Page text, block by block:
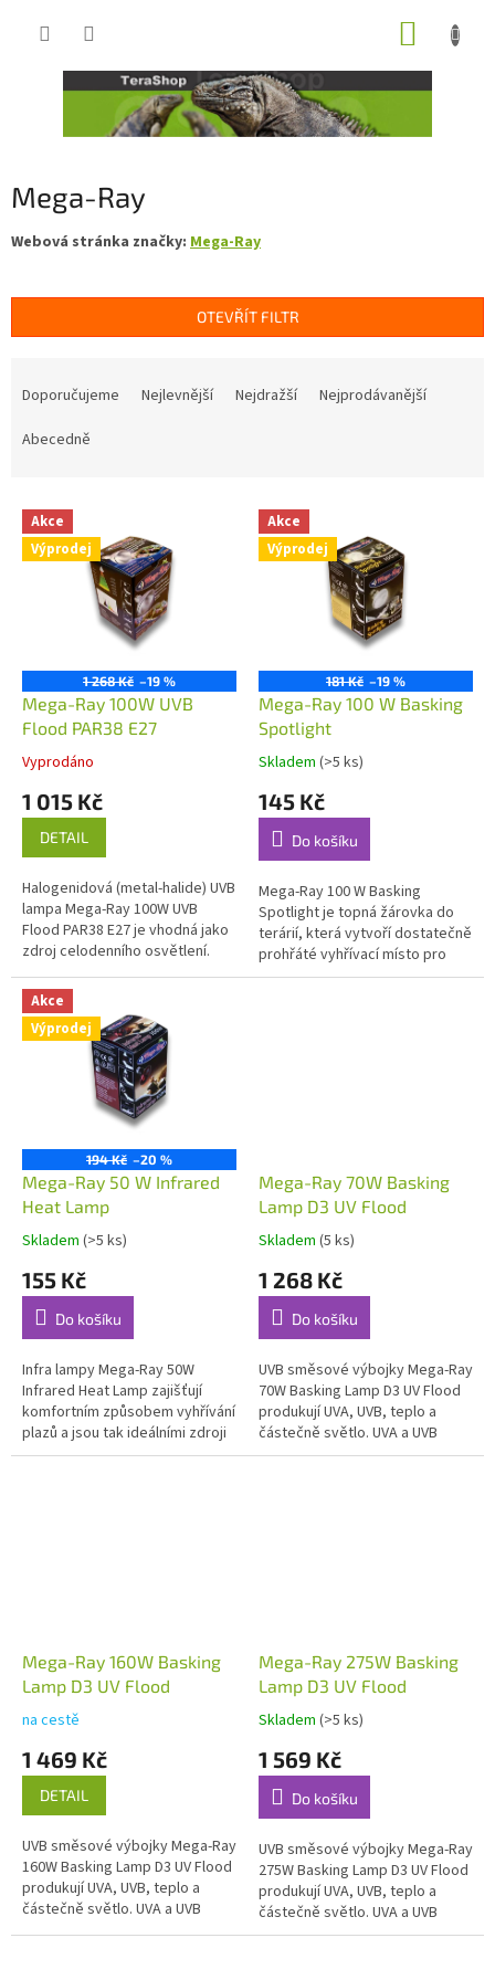
Mega-Ray
Webová stránka značky: Mega-Ray
OTEVŘÍT FILTR
p
Doporučujeme Nejlevnější Nejdražší
Nejprodávanější
Abecedně
V
p
Akce
Výprodej
1 268 Kč –19 %
Mega-Ray 100W UVB
Flood PAR38 E27
Vyprodáno
1 015 Kč
DETAIL
Halogenidová (metal-halide) UVB
lampa Mega-Ray 100W UVB
Flood PAR38 E27 je vhodná jako
zdroj celodenního osvětlení.
Vyzařuje optimální hodnoty UV-B
záření v relevantním rozsahu...
Akce
Výprodej
181 Kč –19 %
Mega-Ray 100 W Basking
Spotlight
Skladem (>5 ks)
145 Kč
Do košíku
Mega-Ray 100 W Basking
Spotlight je topná žárovka do
terárií, která vytvoří dostatečně
prohřáté vyhřívací místo pro
chovaný druh. Index podání
Akce
Výprodej
194 Kč –20 %
Mega-Ray 50 W Infrared
Heat Lamp
Skladem (>5 ks)
155 Kč
Do košíku
Infra lampy Mega-Ray 50W
Infrared Heat Lamp zajišťují
komfortním způsobem vyhřívání
plazů a jsou tak ideálními zdroji
tepla v teráriích. Svou
Mega-Ray 70W Basking
Lamp D3 UV Flood
Skladem (5 ks)
1 268 Kč
Do košíku
UVB směsové výbojky Mega-Ray
70W Basking Lamp D3 UV Flood
produkují UVA, UVB, teplo a
částečně světlo. UVA a UVB
záření stimuluje k reprodukci,
Mega-Ray 160W Basking
Lamp D3 UV Flood
na cestě
1 469 Kč
DETAIL
UVB směsové výbojky Mega-Ray
160W Basking Lamp D3 UV Flood
produkují UVA, UVB, teplo a
částečně světlo. UVA a UVB
záření stimuluje k reprodukci,
Mega-Ray 275W Basking
Lamp D3 UV Flood
Skladem (>5 ks)
1 569 Kč
Do košíku
UVB směsové výbojky Mega-Ray
275W Basking Lamp D3 UV Flood
produkují UVA, UVB, teplo a
částečně světlo. UVA a UVB
záření stimuluje k reprodukci,